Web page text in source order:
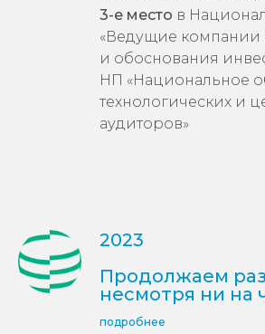
«Ведущие компании
и обоснования
НП «Национальное
технологических и
аудиторов»
Продолжаем
подробнее